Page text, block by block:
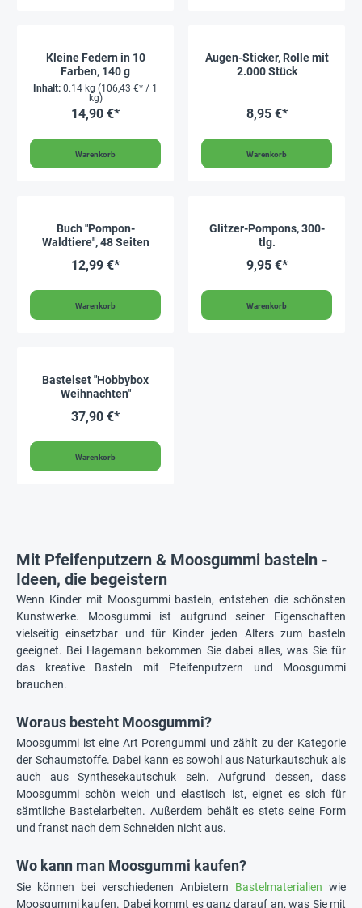
Kleine Federn in 10
Farben, 140 g
Inhalt: 0.14 kg (106,43 €* / 1
kg)
14,90 €*
Warenkorb
Augen-Sticker, Rolle mit
2.000 Stück
8,95 €*
Warenkorb
Buch "Pompon-
Waldtiere", 48 Seiten
12,99 €*
Warenkorb
Glitzer-Pompons, 300-
tlg.
9,95 €*
Warenkorb
Bastelset "Hobbybox
Weihnachten"
37,90 €*
Warenkorb
Mit Pfeifenputzern & Moosgummi basteln -
Ideen, die begeistern
Wenn Kinder mit Moosgummi basteln, entstehen die schönsten
Kunstwerke. Moosgummi ist aufgrund seiner Eigenschaften
vielseitig einsetzbar und für Kinder jeden Alters zum basteln
geeignet. Bei Hagemann bekommen Sie dabei alles, was Sie für
das kreative Basteln mit Pfeifenputzern und Moosgummi
brauchen.
Woraus besteht Moosgummi?
Moosgummi ist eine Art Porengummi und zählt zu der Kategorie
der Schaumstoffe. Dabei kann es sowohl aus Naturkautschuk als
auch aus Synthesekautschuk sein. Aufgrund dessen, dass
Moosgummi schön weich und elastisch ist, eignet es sich für
sämtliche Bastelarbeiten. Außerdem behält es stets seine Form
und franst nach dem Schneiden nicht aus.
Wo kann man Moosgummi kaufen?
Sie können bei verschiedenen Anbietern Bastelmaterialien wie
Moosgummi kaufen. Dabei kommt es ganz darauf an, was Sie mit